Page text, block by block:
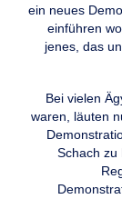
ein neues
einführen
jenes, das
Bei vielen
waren, läuten
Schach zu